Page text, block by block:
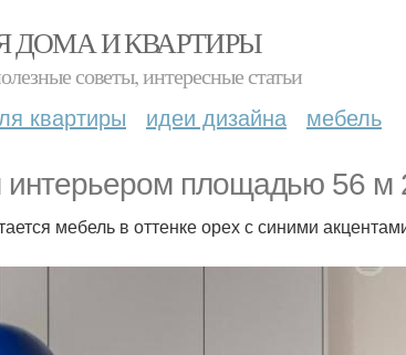
ДОМА И КВАРТИРЫ
советы, интересные статьи
квартиры идеи дизайна мебель
интерьером площадью 56 м
мебель в оттенке орех с синими